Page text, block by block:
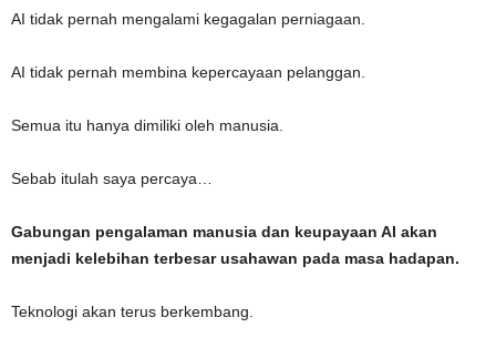
AI tidak pernah mengalami kegagalan perniagaan.
AI tidak pernah membina kepercayaan pelanggan.
Semua itu hanya dimiliki oleh manusia.
Sebab itulah saya percaya…
Gabungan pengalaman manusia dan keupayaan AI akan
menjadi kelebihan terbesar usahawan pada masa hadapan.
Teknologi akan terus berkembang.